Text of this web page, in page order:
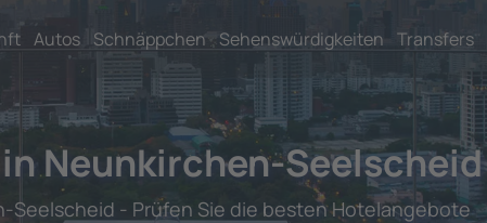
Autos Schnäppchen Sehenswürdigkeiten Transfers
Neunkirchen-Seelscheid
Seelscheid - Prüfen Sie die besten Hotelangebote